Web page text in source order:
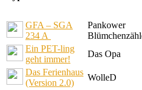
GFA – SGA
234 A
Pankower
Ein PET-ling
geht immer!
Das Opa
Das Ferienhaus
(Version 2.0)
WolleD